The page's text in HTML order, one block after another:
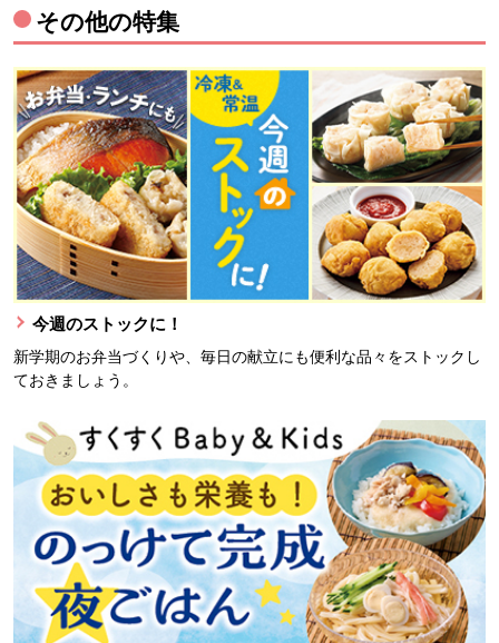
その他の特集
今週のストックに！
新学期のお弁当づくりや、毎日の献立にも便利な品々をストックし
ておきましょう。